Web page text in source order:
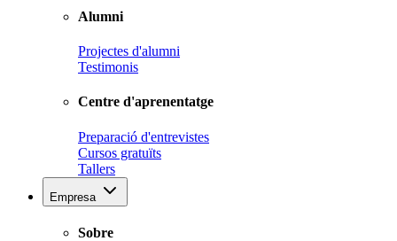
Alumni
Projectes d'alumni
Testimonis
Centre d'aprenentatge
Preparació d'entrevistes
Cursos gratuïts
Tallers
Empresa
Sobre